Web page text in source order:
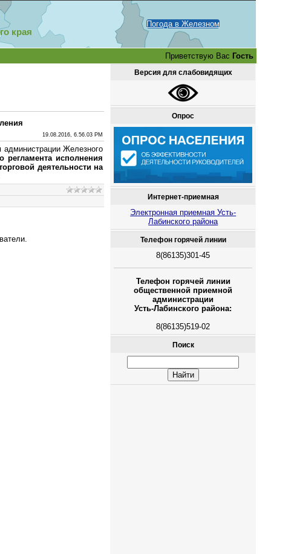
края
Погода в Железном
Приветствую Вас Гость
19.08.2016, 6.56.03 PM
Железного
регламента исполнения
деятельности на
Версия для слабовидящих
Опрос
Интернет-приемная
Электронная приемная Усть-
Лабинского района
Телефон горячей линии
8(86135)301-45
Телефон горячей линии
общественной приемной
администрации
Усть-Лабинского района:
8(86135)519-02
Поиск